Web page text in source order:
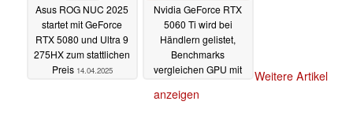
Asus ROG NUC 2025
startet mit GeForce
RTX 5080 und Ultra 9
275HX zum stattlichen
Preis 14.04.2025
Nvidia GeForce RTX
5060 Ti wird bei
Händlern gelistet,
Benchmarks
vergleichen GPU mit
507014.04.2025
Weitere Artikel
anzeigen